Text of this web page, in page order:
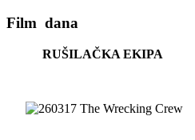
Film dana
RUŠILAČKA EKIPA